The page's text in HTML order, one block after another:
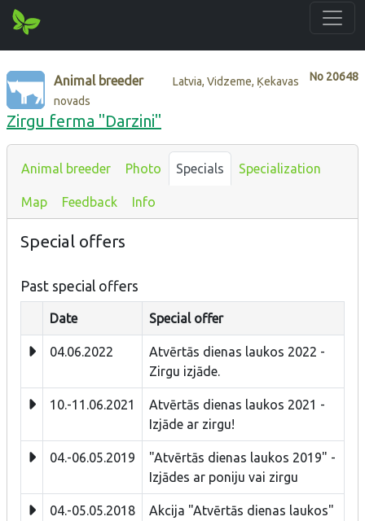
No 20648
Animal breeder
Latvia, Vidzeme, Ķekavas
novads
Zirgu ferma ''Darzini''
Animal breeder Photo Specials Specialization
Map Feedback Info
Special offers
Past special offers
Date Special offer
04.06.2022
Atvērtās dienas laukos 2022 -
Zirgu izjāde.
10.-11.06.2021
Atvērtās dienas laukos 2021 -
Izjāde ar zirgu!
04.-06.05.2019
"Atvērtās dienas laukos 2019" -
Izjādes ar poniju vai zirgu
04.-05.05.2018
Akcija "Atvērtās dienas laukos"